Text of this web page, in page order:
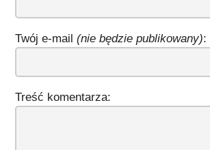
Twój e-mail(nie będzie publikowany):
Treść komentarza: